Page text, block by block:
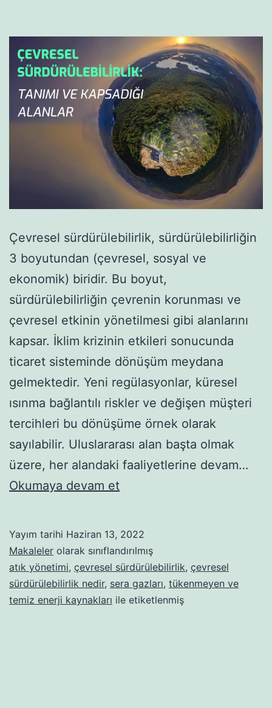
Çevresel sürdürülebilirlik, sürdürülebilirliğin
3 boyutundan (çevresel, sosyal ve
ekonomik) biridir. Bu boyut,
sürdürülebilirliğin çevrenin korunması ve
çevresel etkinin yönetilmesi gibi alanlarını
kapsar. İklim krizinin etkileri sonucunda
ticaret sisteminde dönüşüm meydana
gelmektedir. Yeni regülasyonlar, küresel
ısınma bağlantılı riskler ve değişen müşteri
tercihleri bu dönüşüme örnek olarak
sayılabilir. Uluslararası alan başta olmak
üzere, her alandaki faaliyetlerine devam…
Okumaya devam etÇevresel
ve
Kapsadığı
Alanlar
Yayım tarihi Haziran 13, 2022
Makaleler olarak sınıflandırılmış
atık yönetimi, çevresel sürdürülebilirlik, çevresel
sürdürülebilirlik nedir, sera gazları, tükenmeyen ve
temiz enerji kaynakları ile etiketlenmiş